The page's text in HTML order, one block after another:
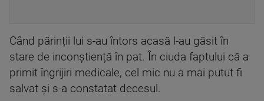
Când părinții lui s-au întors acasă l-au găsit în
stare de inconștiență în pat. În ciuda faptului că a
primit îngrijiri medicale, cel mic nu a mai putut fi
salvat și s-a constatat decesul.